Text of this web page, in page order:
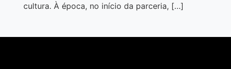
cultura. À época, no início da parceria, […]